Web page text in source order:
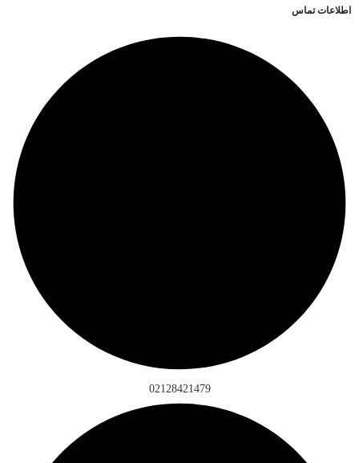
اطلاعات تماس
02128421479